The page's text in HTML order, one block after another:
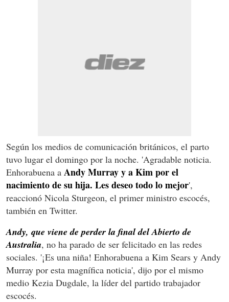
Según los medios de comunicación británicos, el parto
tuvo lugar el domingo por la noche. 'Agradable noticia.
Enhorabuena a Andy Murray y a Kim por el
nacimiento de su hija. Les deseo todo lo mejor',
reaccionó Nicola Sturgeon, el primer ministro escocés,
también en Twitter.
Andy, que viene de perder la final del Abierto de
Australia, no ha parado de ser felicitado en las redes
sociales. '¡Es una niña! Enhorabuena a Kim Sears y Andy
Murray por esta magnífica noticia', dijo por el mismo
medio Kezia Dugdale, la líder del partido trabajador
escocés.